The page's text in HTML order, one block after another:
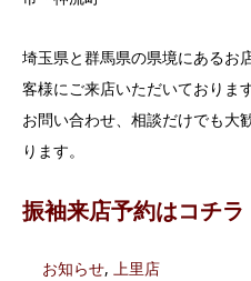
埼玉県と群馬県の県境にあるお
客様にご来店いただいておりま
お問い合わせ、相談だけでも大
ります。
振袖来店予約はコチラ
お知らせ,上里店